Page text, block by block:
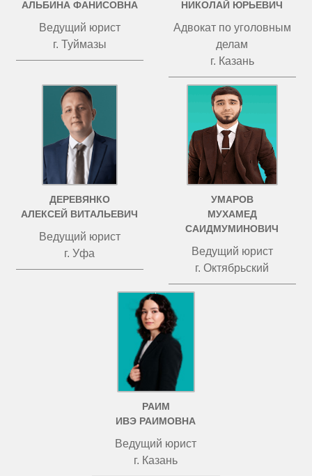
АЛЬБИНА ФАНИСОВНА
Ведущий юрист
г. Туймазы
НИКОЛАЙ ЮРЬЕВИЧ
Адвокат по уголовным
делам
г. Казань
ДЕРЕВЯНКО
АЛЕКСЕЙ ВИТАЛЬЕВИЧ
Ведущий юрист
г. Уфа
УМАРОВ
МУХАМЕД
САИДМУМИНОВИЧ
Ведущий юрист
г. Октябрьский
РАИМ
ИВЭ РАИМОВНА
Ведущий юрист
г. Казань